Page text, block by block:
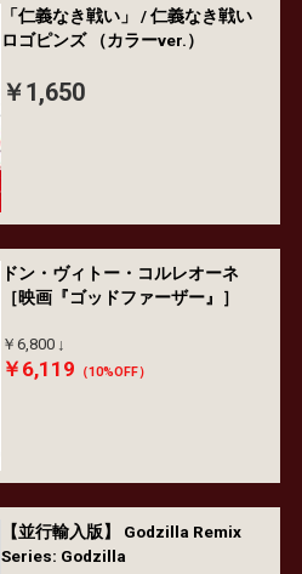
「仁義なき戦い」 / 仁義なき戦い
ロゴピンズ （カラーver.）
￥1,650
ドン・ヴィトー・コルレオーネ
［映画『ゴッドファーザー』］
￥6,800
￥6,119 （10%OFF）
【並行輸入版】 Godzilla Remix
Series: Godzilla